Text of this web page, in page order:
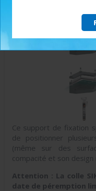
Ce support de fixation
de positionner
(même sur des
compacité et son design
Attention : La colle
date de péremption